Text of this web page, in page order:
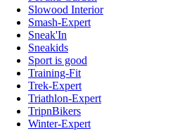
Slowood Interior
Smash-Expert
Sneak'In
Sneakids
Sport is good
Training-Fit
Trek-Expert
Triathlon-Expert
TripnBikers
Winter-Expert